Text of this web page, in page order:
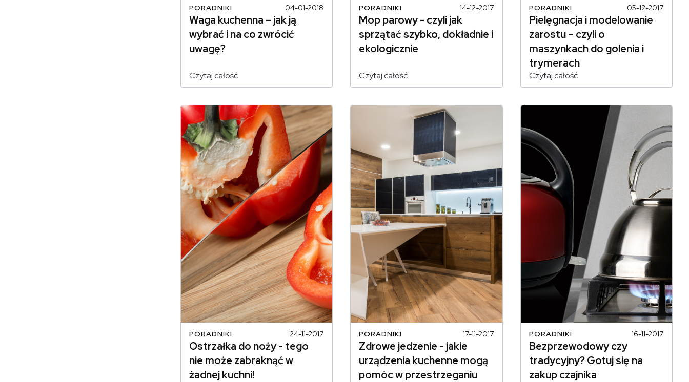
PORADNIKI 04-01-2018
Waga kuchenna – jak ją
wybrać i na co zwrócić
uwagę?
Czytaj całość
PORADNIKI 14-12-2017
Mop parowy - czyli jak
sprzątać szybko, dokładnie i
ekologicznie
Czytaj całość
PORADNIKI 05-12-2017
Pielęgnacja i modelowanie
zarostu – czyli o
maszynkach do golenia i
trymerach
Czytaj całość
PORADNIKI 24-11-2017
Ostrzałka do noży - tego
nie może zabraknąć w
żadnej kuchni!
PORADNIKI 17-11-2017
Zdrowe jedzenie - jakie
urządzenia kuchenne mogą
pomóc w przestrzeganiu
PORADNIKI 16-11-2017
Bezprzewodowy czy
tradycyjny? Gotuj się na
zakup czajnika